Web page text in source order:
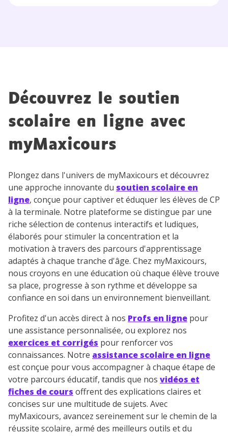
Découvrez le soutien
scolaire en ligne avec
myMaxicours
Plongez dans l'univers de myMaxicours et découvrez
une approche innovante du soutien scolaire en
ligne, conçue pour captiver et éduquer les élèves de CP
à la terminale. Notre plateforme se distingue par une
riche sélection de contenus interactifs et ludiques,
élaborés pour stimuler la concentration et la
motivation à travers des parcours d'apprentissage
adaptés à chaque tranche d'âge. Chez myMaxicours,
nous croyons en une éducation où chaque élève trouve
sa place, progresse à son rythme et développe sa
confiance en soi dans un environnement bienveillant.
Profitez d'un accès direct à nos Profs en ligne pour
une assistance personnalisée, ou explorez nos
exercices et corrigés pour renforcer vos
connaissances. Notre assistance scolaire en ligne
est conçue pour vous accompagner à chaque étape de
votre parcours éducatif, tandis que nos vidéos et
fiches de cours offrent des explications claires et
concises sur une multitude de sujets. Avec
myMaxicours, avancez sereinement sur le chemin de la
réussite scolaire, armé des meilleurs outils et du